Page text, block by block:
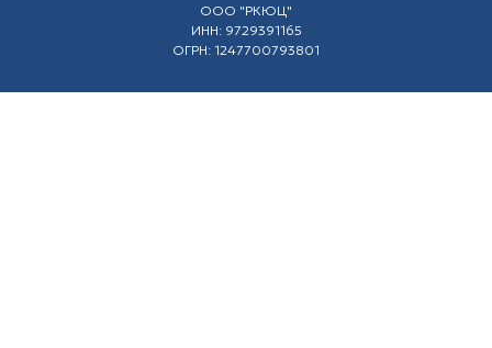
ООО "РКЮЦ"
ИНН: 9729391165
ОГРН: 1247700793801